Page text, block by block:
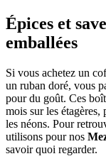
Épices et
emballées
Si vous achetez un
un ruban doré, vous
pour du goût. Ces
mois sur les étagères,
les néons. Pour
utilisons pour nos
savoir quoi regarder.